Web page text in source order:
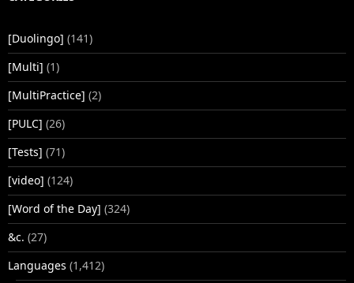
[Duolingo] (141)
[Multi] (1)
[MultiPractice] (2)
[PULC] (26)
[Tests] (71)
[video] (124)
[Word of the Day] (324)
&c. (27)
Languages (1,412)